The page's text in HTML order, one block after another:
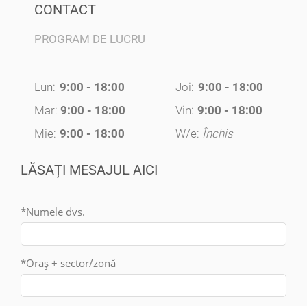
CONTACT
PROGRAM DE LUCRU
Lun: 9:00 - 18:00
Mar: 9:00 - 18:00
Mie: 9:00 - 18:00
Joi: 9:00 - 18:00
Vin: 9:00 - 18:00
W/e: Închis
LĂSAȚI MESAJUL AICI
*Numele dvs.
*Oraș + sector/zonă